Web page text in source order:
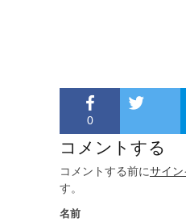
0
コメントする
コメントする前にサイ
す。
名前